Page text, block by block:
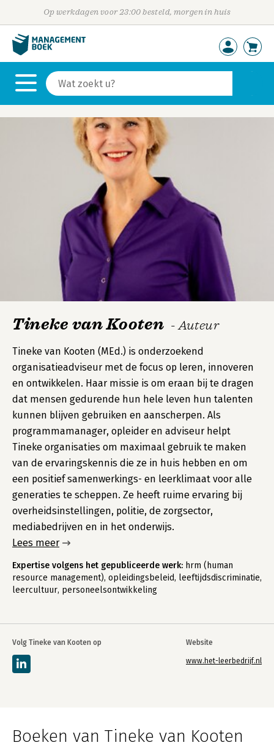
Op werkdagen voor 23:00 besteld, morgen in huis
Volg Tineke van Kooten op Website
www.het-leerbedrijf.nl
Tineke van Kooten - Auteur
Tineke van Kooten (MEd.) is onderzoekend
organisatieadviseur met de focus op leren, innoveren
en ontwikkelen. Haar missie is om eraan bij te dragen
dat mensen gedurende hun hele leven hun talenten
kunnen blijven gebruiken en aanscherpen. Als
programmamanager, opleider en adviseur helpt
Tineke organisaties om maximaal gebruik te maken
van de ervaringskennis die ze in huis hebben en om
een positief samenwerkings- en leerklimaat voor alle
generaties te scheppen. Ze heeft ruime ervaring bij
overheidsinstellingen, politie, de zorgsector,
mediabedrijven en in het onderwijs.
Lees meer
Expertise volgens het gepubliceerde werk: hrm (human
resource management), opleidingsbeleid, leeftijdsdiscriminatie,
leercultuur, personeelsontwikkeling
Boeken van Tineke van Kooten